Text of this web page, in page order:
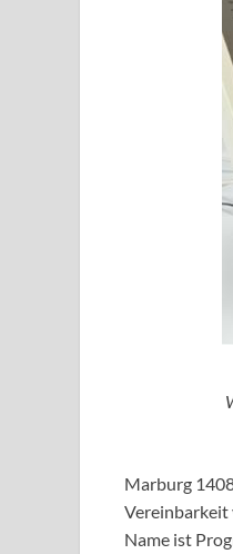
Marburg
Vereinbarkeit
Name ist